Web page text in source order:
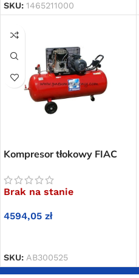
SKU: 1465211000
Kompresor tłokowy FIAC
Brak na stanie
4594,05 zł
SKU: AB300525